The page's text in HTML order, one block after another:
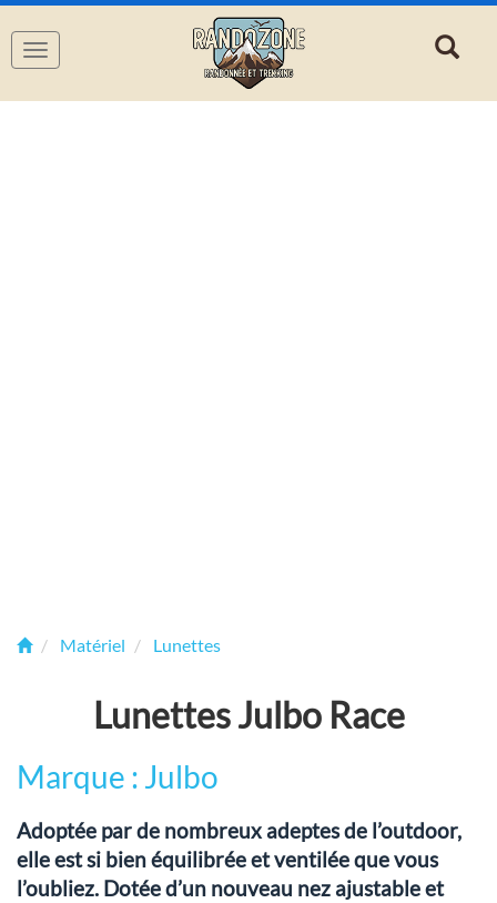
Navigation
Matériel Lunettes
Lunettes Julbo Race
Marque : Julbo
Adoptée par de nombreux adeptes de l’outdoor,
elle est si bien équilibrée et ventilée que vous
l’oubliez. Dotée d’un nouveau nez ajustable et